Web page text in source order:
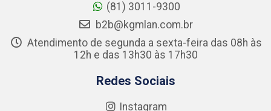
(81) 3011-9300
b2b@kgmlan.com.br
Atendimento de segunda a sexta-feira das 08h às
12h e das 13h30 às 17h30
Redes Sociais
Instagram